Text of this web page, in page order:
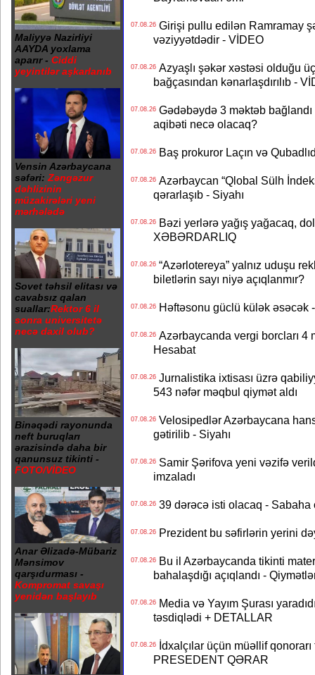
Maliyyə Nazirliyi
AAYDA yoxlama
aparır - Ciddi
yeyintilər aşkarlanıb
Vensin Azərbaycana
səfəri: Zəngəzur
dəhlizinin
müzakirələri yeni
mərhələdə
Sovet təhsil elitası və
cavabsız qalan
suallar:Rektor 6 il
sonra universitetə
necə daxil olub?
Binəqədi rayonunda
neft buruqları
ərazisində daha bir
qanunsuz tikinti -
FOTO/VİDEO
Anar Əlizadə-Mübariz
Mənsimov
qarşıdurması -
Kompromat savaşı
yenidən başlayıb
07.08.26Girişi pullu edilən Ramramay
vəziyyətdədir - VİDEO
07.08.26Azyaşlı şəkər xəstəsi olduğu
bağçasından kənarlaşdırılıb -
07.08.26Gədəbəydə 3 məktəb
aqibəti necə olacaq?
07.08.26Baş prokuror Laçın və
07.08.26Azərbaycan “Qlobal Sülh
qərarlaşıb - Siyahı
07.08.26Bəzi yerlərə yağış yağacaq,
XƏBƏRDARLIQ
07.08.26“Azərlotereya” yalnız uduşu
biletlərin sayı niyə açıqlanmır?
07.08.26Həftəsonu güclü külək əsəcək
07.08.26Azərbaycanda vergi borcları 4
Hesabat
07.08.26Jurnalistika ixtisası üzrə
543 nəfər məqbul qiymət aldı
07.08.26Velosipedlər Azərbaycana
gətirilib - Siyahı
07.08.26Samir Şərifova yeni vəzifə
imzaladı
07.08.2639 dərəcə isti olacaq - Sabaha
07.08.26Prezident bu səfirlərin yerini
07.08.26Bu il Azərbaycanda tikinti
bahalaşdığı açıqlandı -
07.08.26Media və Yayım Şurası
təsdiqlədi + DETALLAR
07.08.26İdxalçılar üçün müəllif
PRESEDENT QƏRAR